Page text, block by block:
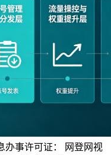
办事许可证： 网登网视